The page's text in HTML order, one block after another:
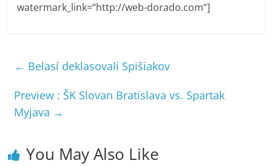
watermark_link=“http://web-dorado.com“]
← Belasí deklasovali Spišiakov
Preview : ŠK Slovan Bratislava vs. Spartak
Myjava →
You May Also Like